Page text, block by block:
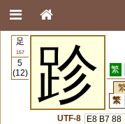
足
157
5
(12)
跈 繁
繁
UTF-8
E8 B7 88